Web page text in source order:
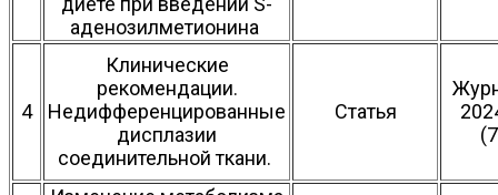
аденозилметионина
4
Клинические
рекомендации.
Недифференцированные
дисплазии
соединительной ткани.
Статья